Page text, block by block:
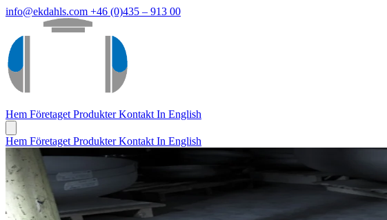
info@ekdahls.com +46 (0)435 – 913 00
Hem Företaget ProdukterKontakt In English
Hem Företaget ProdukterKontakt In English